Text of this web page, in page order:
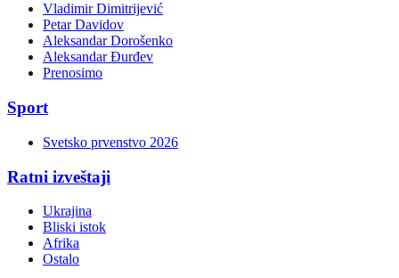
Vladimir Dimitrijević
Petar Davidov
Aleksandar Dorošenko
Aleksandar Đurđev
Prenosimo
Sport
Svetsko prvenstvo 2026
Ratni izveštaji
Ukrajina
Bliski istok
Afrika
Ostalo